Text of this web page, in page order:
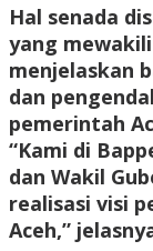
Hal senada
yang
menjelaskan
dan
pemerintah
“Kami di
dan Wakil
realisasi visi
Aceh,”